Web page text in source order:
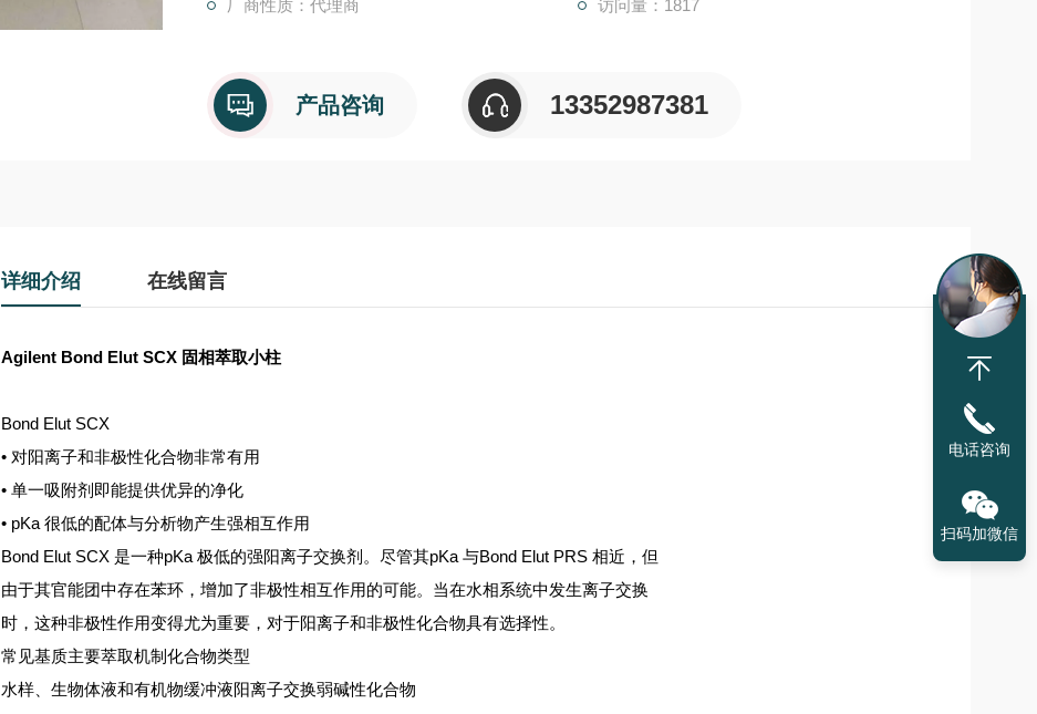
厂商性质：代理商 访问量：1817
产品咨询 13352987381
详细介绍 在线留言
Agilent Bond Elut SCX 固相萃取小柱
Bond Elut SCX
• 对阳离子和非极性化合物非常有用
• 单一吸附剂即能提供优异的净化
• pKa 很低的配体与分析物产生强相互作用
Bond Elut SCX 是一种pKa 极低的强阳离子交换剂。尽管其pKa 与Bond Elut PRS 相近，但
由于其官能团中存在苯环，增加了非极性相互作用的可能。当在水相系统中发生离子交换
时，这种非极性作用变得尤为重要，对于阳离子和非极性化合物具有选择性。
常见基质主要萃取机制化合物类型
水样、生物体液和有机物缓冲液阳离子交换弱碱性化合物
电话咨询
扫码加微信